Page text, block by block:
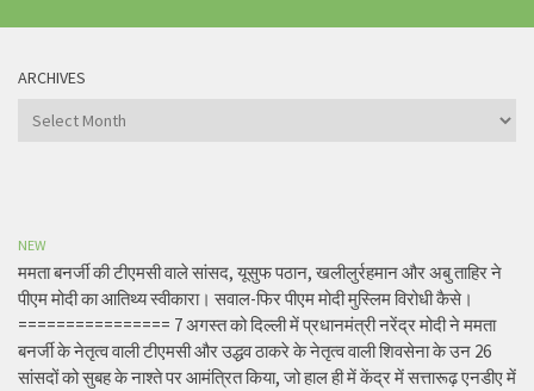
ARCHIVES
Archives
NEW
ममता बनर्जी की टीएमसी वाले सांसद, यूसुफ पठान, खलीलुर्रहमान और अबु ताहिर ने
पीएम मोदी का आतिथ्य स्वीकारा। सवाल-फिर पीएम मोदी मुस्लिम विरोधी कैसे।
================ 7 अगस्त को दिल्ली में प्रधानमंत्री नरेंद्र मोदी ने ममता
बनर्जी के नेतृत्व वाली टीएमसी और उद्धव ठाकरे के नेतृत्व वाली शिवसेना के उन 26
सांसदों को सुबह के नाश्ते पर आमंत्रित किया, जो हाल ही में केंद्र में सत्तारूढ़ एनडीए में